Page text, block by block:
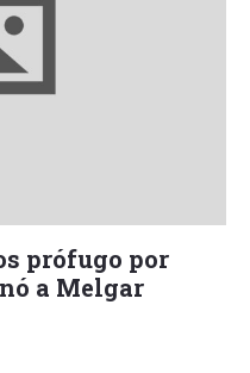
prófugo por
a Melgar